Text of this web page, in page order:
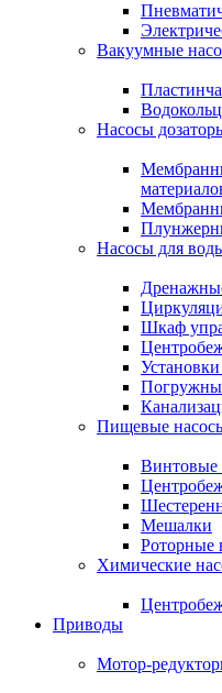
Вакуумные
Насосы
Насосы для
Шкаф
Пищевые
Винтовые
Мешалки
Роторные
Химические
Приводы
Мотор-